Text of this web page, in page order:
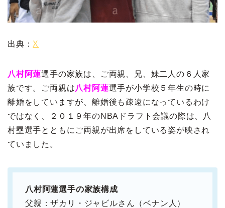
出典： X
八村阿蓮選手の家族は、ご両親、兄、妹二人の６人家
族です。ご両親は八村阿蓮選手が小学校５年生の時に
離婚をしていますが、離婚後も疎遠になっているわけ
ではなく、２０１９年のNBAドラフト会議の際は、八
村塁選手とともにご両親が出席をしている姿が映され
ていました。
八村阿蓮選手の家族構成
父親：ザカリ・ジャビルさん（ベナン人）